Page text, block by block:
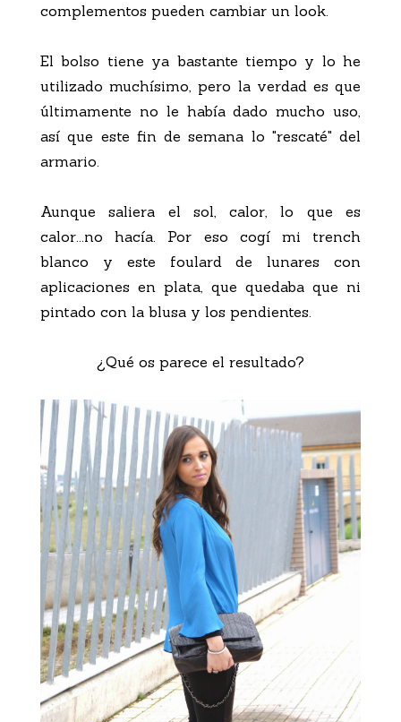
complementos pueden cambiar un look.
El bolso tiene ya bastante tiempo y lo he
utilizado muchísimo, pero la verdad es que
últimamente no le había dado mucho uso,
así que este fin de semana lo "rescaté" del
armario.
Aunque saliera el sol, calor, lo que es
calor...no hacía. Por eso cogí mi trench
blanco y este foulard de lunares con
aplicaciones en plata, que quedaba que ni
pintado con la blusa y los pendientes.
¿Qué os parece el resultado?